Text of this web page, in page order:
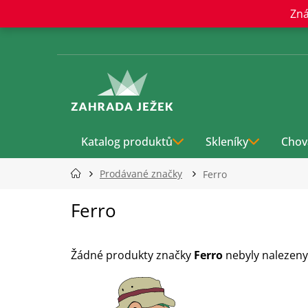
obsah
Katalog produktů Skleníky
Prodávané značky Ferro
Ferro
Žádné produkty značky Ferro nebyly